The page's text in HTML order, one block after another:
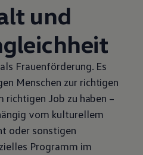
und
Frauenförderung. Es
Menschen zur richtigen
richtigen Job zu haben –
vom kulturellem
oder sonstigen
Programm im